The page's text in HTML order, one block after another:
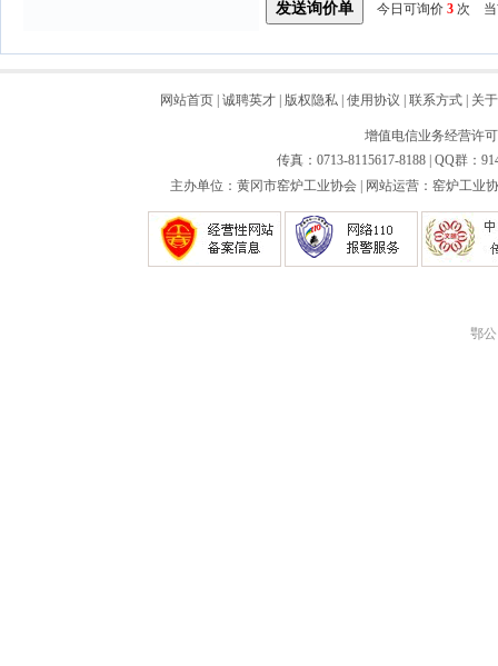
今日可询价 3 次 当
网站首页 诚聘英才 版权隐私 使用协议 联系方式 关
增值电信业务经营许
传真：0713-8115617-8188 | QQ群：
主办单位：黄冈市窑炉工业协会 | 网站运营：窑炉工业
鄂公